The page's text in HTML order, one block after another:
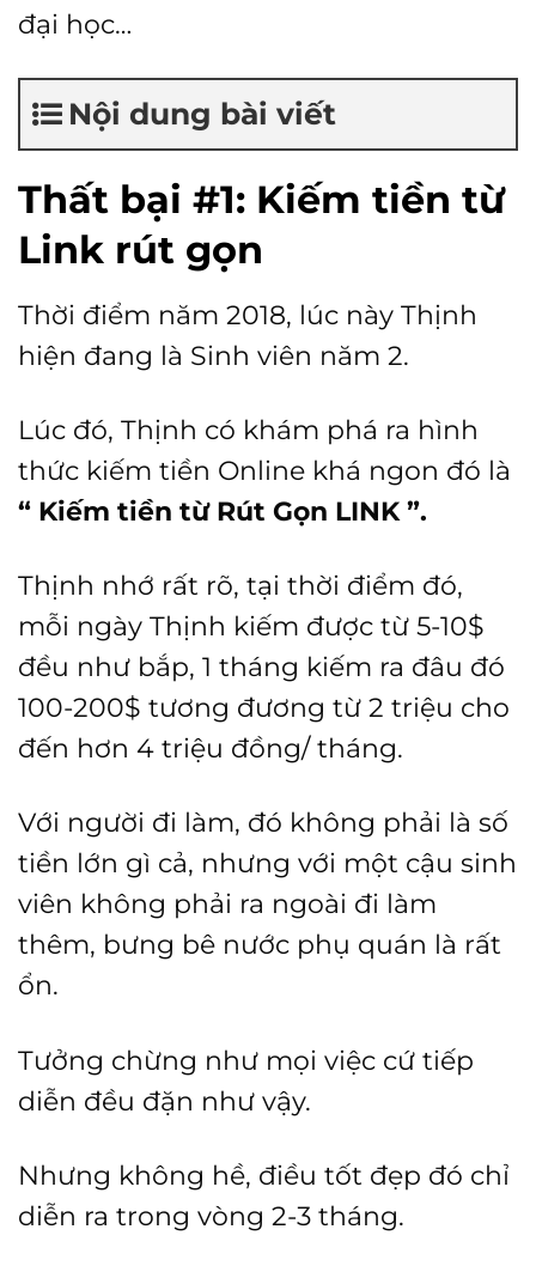
đại học…
Nội dung bài viết
Thất bại #1: Kiếm tiền từ
Link rút gọn
Thời điểm năm 2018, lúc này Thịnh
hiện đang là Sinh viên năm 2.
Lúc đó, Thịnh có khám phá ra hình
thức kiếm tiền Online khá ngon đó là
“ Kiếm tiền từ Rút Gọn LINK ”.
Thịnh nhớ rất rõ, tại thời điểm đó,
mỗi ngày Thịnh kiếm được từ 5-10$
đều như bắp, 1 tháng kiếm ra đâu đó
100-200$ tương đương từ 2 triệu cho
đến hơn 4 triệu đồng/ tháng.
Với người đi làm, đó không phải là số
tiền lớn gì cả, nhưng với một cậu sinh
viên không phải ra ngoài đi làm
thêm, bưng bê nước phụ quán là rất
ổn.
Tưởng chừng như mọi việc cứ tiếp
diễn đều đặn như vậy.
Nhưng không hề, điều tốt đẹp đó chỉ
diễn ra trong vòng 2-3 tháng.